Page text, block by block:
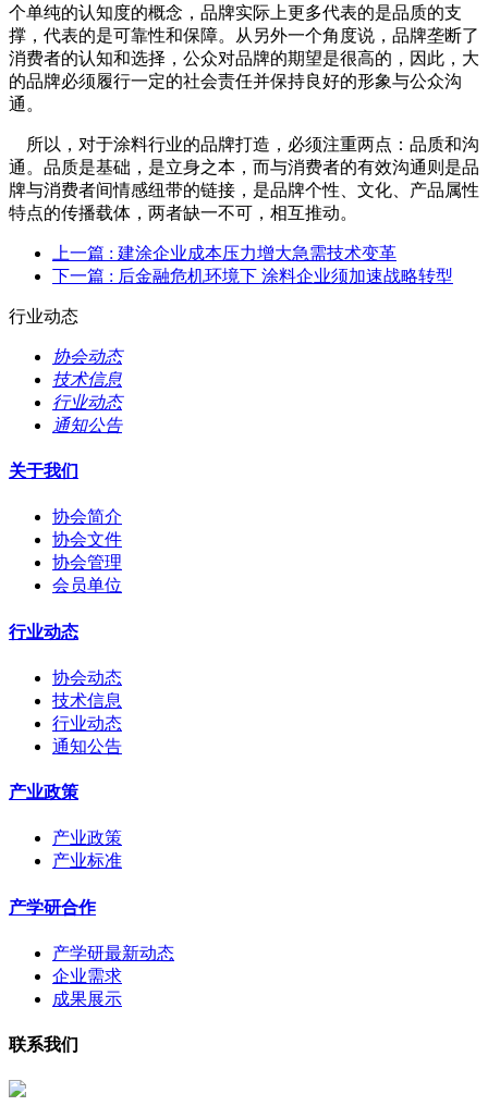
个单纯的认知度的概念，品牌实际上更多代表的是品质的支
撑，代表的是可靠性和保障。从另外一个角度说，品牌垄断了
消费者的认知和选择，公众对品牌的期望是很高的，因此，大
的品牌必须履行一定的社会责任并保持良好的形象与公众沟
通。
所以，对于涂料行业的品牌打造，必须注重两点：品质和沟
通。品质是基础，是立身之本，而与消费者的有效沟通则是品
牌与消费者间情感纽带的链接，是品牌个性、文化、产品属性
特点的传播载体，两者缺一不可，相互推动。
上一篇 : 建涂企业成本压力增大急需技术变革
下一篇 : 后金融危机环境下 涂料企业须加速战略转型
行业动态
协会动态
技术信息
行业动态
通知公告
关于我们
协会简介
协会文件
协会管理
会员单位
行业动态
协会动态
技术信息
行业动态
通知公告
产业政策
产业政策
产业标准
产学研合作
产学研最新动态
企业需求
成果展示
联系我们